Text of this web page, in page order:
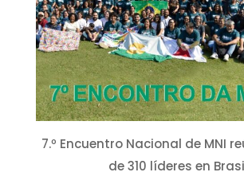
7.º Encuentro Nacional de MNI
de 310 líderes en